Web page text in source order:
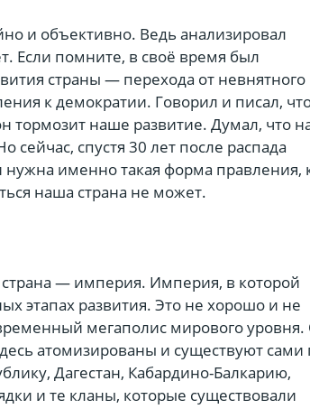
и объективно. Ведь анализировал
Если помните, в своё время был
страны — перехода от невнятного
к демократии. Говорил и писал,
тормозит наше развитие. Думал, что
сейчас, спустя 30 лет после распада
именно такая форма правления,
наша страна не может.
— империя. Империя, в которой
этапах развития. Это не хорошо и не
мегаполис мирового уровня.
атомизированы и существуют сами
Дагестан, Кабардино-Балкарию,
и те кланы, которые существовали